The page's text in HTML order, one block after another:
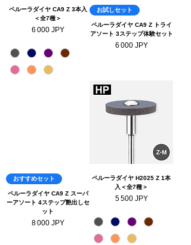
ペルーラダイヤ CA9 Z 3本入
＜全7種＞
Prix
6 000 JPY
お試しセット
ペルーラダイヤ CA9 Z トライ
アソート 3ステップ体験セット
Prix
6 000 JPY
おすすめセット
ペルーラダイヤ CA9 Z スーパ
ーアソート 4ステップ艶出しセ
ット
Prix
8 000 JPY
ペルーラダイヤ H2025 Z 1本
入＜全7種＞
Prix
5 500 JPY